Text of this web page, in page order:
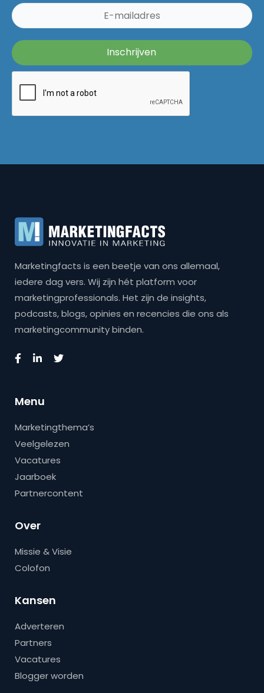
Marketingfacts is een beetje van ons allemaal,
iedere dag vers. Wij zijn hét platform voor
marketingprofessionals. Het zijn de insights,
podcasts, blogs, opinies en recencies die ons als
marketingcommunity binden.
Menu
Marketingthema’s
Veelgelezen
Vacatures
Jaarboek
Partnercontent
Over
Missie & Visie
Colofon
Kansen
Adverteren
Partners
Vacatures
Blogger worden